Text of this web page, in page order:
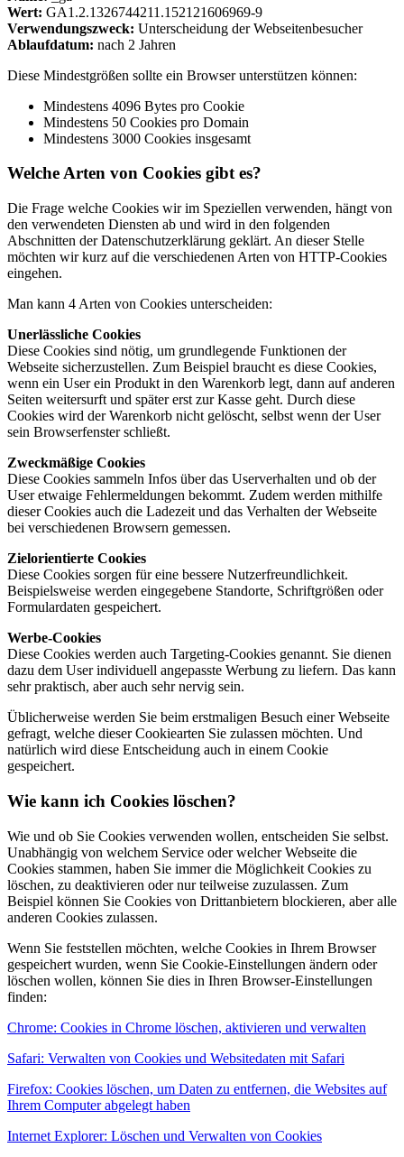
Wert: GA1.2.1326744211.152121606969-9
Verwendungszweck: Unterscheidung der Webseitenbesucher
Ablaufdatum: nach 2 Jahren
Diese Mindestgrößen sollte ein Browser unterstützen können:
Mindestens 4096 Bytes pro Cookie
Mindestens 50 Cookies pro Domain
Mindestens 3000 Cookies insgesamt
Welche Arten von Cookies gibt es?
Die Frage welche Cookies wir im Speziellen verwenden, hängt von
den verwendeten Diensten ab und wird in den folgenden
Abschnitten der Datenschutzerklärung geklärt. An dieser Stelle
möchten wir kurz auf die verschiedenen Arten von HTTP-Cookies
eingehen.
Man kann 4 Arten von Cookies unterscheiden:
Unerlässliche Cookies
Diese Cookies sind nötig, um grundlegende Funktionen der
Webseite sicherzustellen. Zum Beispiel braucht es diese Cookies,
wenn ein User ein Produkt in den Warenkorb legt, dann auf anderen
Seiten weitersurft und später erst zur Kasse geht. Durch diese
Cookies wird der Warenkorb nicht gelöscht, selbst wenn der User
sein Browserfenster schließt.
Zweckmäßige Cookies
Diese Cookies sammeln Infos über das Userverhalten und ob der
User etwaige Fehlermeldungen bekommt. Zudem werden mithilfe
dieser Cookies auch die Ladezeit und das Verhalten der Webseite
bei verschiedenen Browsern gemessen.
Zielorientierte Cookies
Diese Cookies sorgen für eine bessere Nutzerfreundlichkeit.
Beispielsweise werden eingegebene Standorte, Schriftgrößen oder
Formulardaten gespeichert.
Werbe-Cookies
Diese Cookies werden auch Targeting-Cookies genannt. Sie dienen
dazu dem User individuell angepasste Werbung zu liefern. Das kann
sehr praktisch, aber auch sehr nervig sein.
Üblicherweise werden Sie beim erstmaligen Besuch einer Webseite
gefragt, welche dieser Cookiearten Sie zulassen möchten. Und
natürlich wird diese Entscheidung auch in einem Cookie
gespeichert.
Wie kann ich Cookies löschen?
Wie und ob Sie Cookies verwenden wollen, entscheiden Sie selbst.
Unabhängig von welchem Service oder welcher Webseite die
Cookies stammen, haben Sie immer die Möglichkeit Cookies zu
löschen, zu deaktivieren oder nur teilweise zuzulassen. Zum
Beispiel können Sie Cookies von Drittanbietern blockieren, aber alle
anderen Cookies zulassen.
Wenn Sie feststellen möchten, welche Cookies in Ihrem Browser
gespeichert wurden, wenn Sie Cookie-Einstellungen ändern oder
löschen wollen, können Sie dies in Ihren Browser-Einstellungen
finden:
Chrome: Cookies in Chrome löschen, aktivieren und verwalten
Safari: Verwalten von Cookies und Websitedaten mit Safari
Firefox: Cookies löschen, um Daten zu entfernen, die Websites auf
Ihrem Computer abgelegt haben
Internet Explorer: Löschen und Verwalten von Cookies